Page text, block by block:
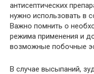
антисептических
нужно использовать в
Важно помнить о
режима применения и
возможные побочные
В случае высыпаний,